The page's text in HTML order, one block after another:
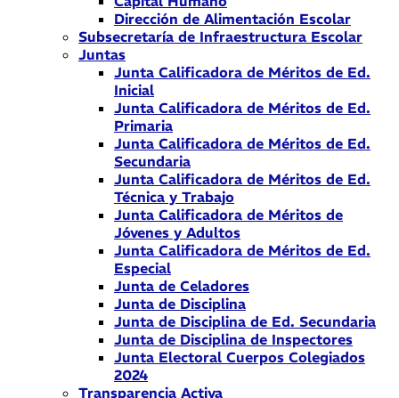
Dirección de Alimentación Escolar
Subsecretaría de Infraestructura Escolar
Juntas
Junta Calificadora de Méritos de Ed.
Inicial
Junta Calificadora de Méritos de Ed.
Primaria
Junta Calificadora de Méritos de Ed.
Secundaria
Junta Calificadora de Méritos de Ed.
Técnica y Trabajo
Junta Calificadora de Méritos de
Jóvenes y Adultos
Junta Calificadora de Méritos de Ed.
Especial
Junta de Celadores
Junta de Disciplina
Junta de Disciplina de Ed. Secundaria
Junta de Disciplina de Inspectores
Junta Electoral Cuerpos Colegiados
2024
Transparencia Activa